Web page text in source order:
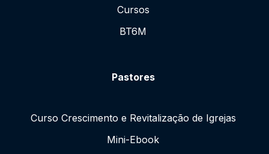
Cursos
BT6M
Pastores
Curso Crescimento e Revitalização de Igrejas
Mini-Ebook